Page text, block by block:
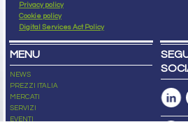
Privacy policy
Cookie policy
Digital Services Act Policy
MENU
NEWS
PREZZI ITALIA
MERCATI
SERVIZI
EVENTI